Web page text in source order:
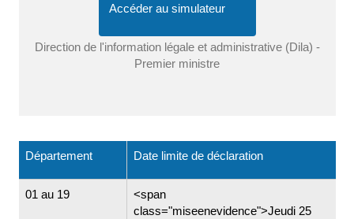
Accéder au simulateur
Direction de l'information légale et administrative (Dila) -
Premier ministre
Département Date limite de déclaration
01 au 19
<span
class="miseenevidence">Jeudi 25